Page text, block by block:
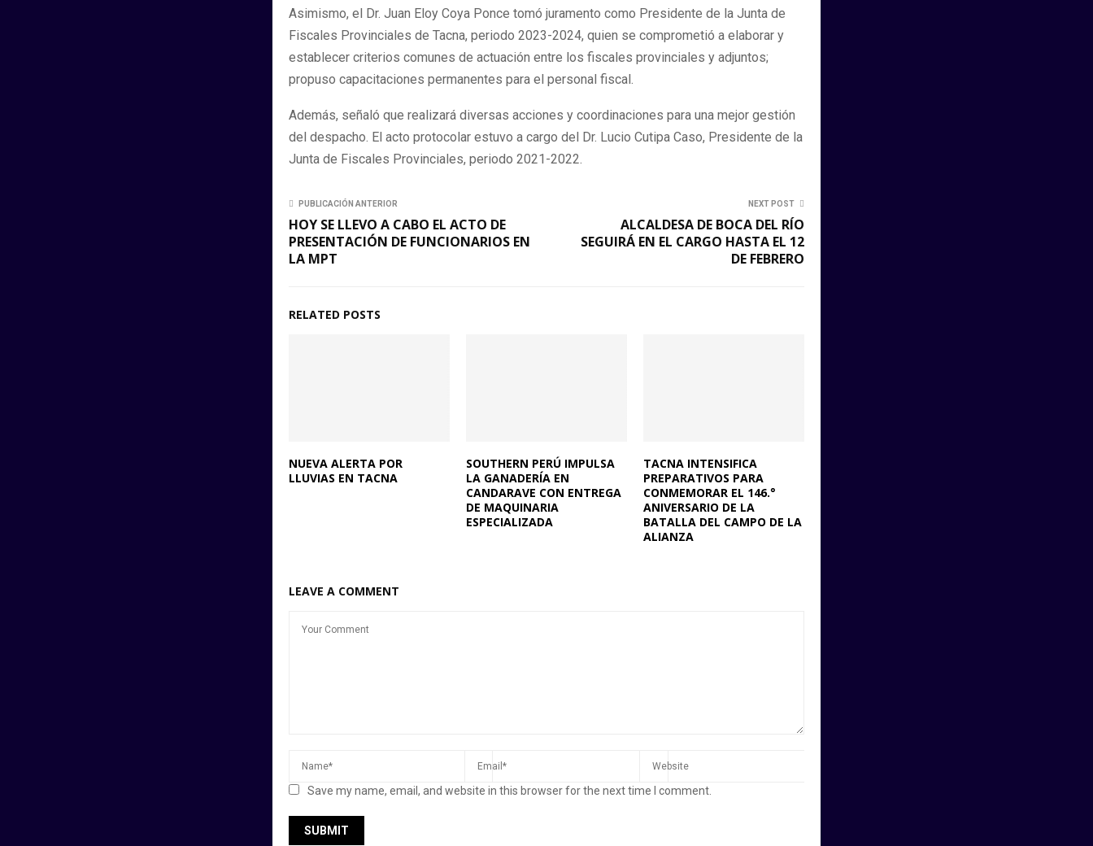
Asimismo, el Dr. Juan Eloy Coya Ponce tomó juramento como Presidente de la Junta de
Fiscales Provinciales de Tacna, periodo 2023-2024, quien se comprometió a elaborar y
establecer criterios comunes de actuación entre los fiscales provinciales y adjuntos;
propuso capacitaciones permanentes para el personal fiscal.
Además, señaló que realizará diversas acciones y coordinaciones para una mejor gestión
del despacho. El acto protocolar estuvo a cargo del Dr. Lucio Cutipa Caso, Presidente de la
Junta de Fiscales Provinciales, periodo 2021-2022.
PUBLICACIÓN ANTERIOR
HOY SE LLEVO A CABO EL ACTO DE
PRESENTACIÓN DE FUNCIONARIOS EN
LA MPT
NEXT POST
ALCALDESA DE BOCA DEL RÍO
SEGUIRÁ EN EL CARGO HASTA EL 12
DE FEBRERO
RELATED POSTS
NUEVA ALERTA POR
LLUVIAS EN TACNA
SOUTHERN PERÚ IMPULSA
LA GANADERÍA EN
CANDARAVE CON ENTREGA
DE MAQUINARIA
ESPECIALIZADA
TACNA INTENSIFICA
PREPARATIVOS PARA
CONMEMORAR EL 146.°
ANIVERSARIO DE LA
BATALLA DEL CAMPO DE LA
ALIANZA
LEAVE A COMMENT
Save my name, email, and website in this browser for the next time I comment.